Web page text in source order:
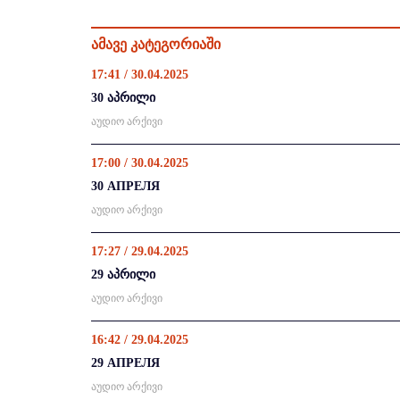
ამავე კატეგორიაში
17:41 / 30.04.2025
30 აპრილი
აუდიო არქივი
17:00 / 30.04.2025
30 АПРЕЛЯ
აუდიო არქივი
17:27 / 29.04.2025
29 აპრილი
აუდიო არქივი
16:42 / 29.04.2025
29 АПРЕЛЯ
აუდიო არქივი